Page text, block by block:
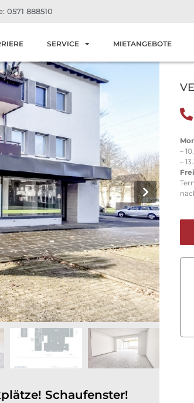
0571 888510
SERVICE MIETANGEBOTE
Schaufenster!
–
–